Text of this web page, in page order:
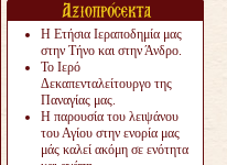
Η Ετήσια Ιεραποδημία μας
στην Τήνο και στην Άνδρο.
Το Ιερό
Δεκαπενταλείτουργο της
Παναγίας μας.
Η παρουσία του λειψάνου
του Αγίου στην ενορία μας
μάς καλεί ακόμη σε ενότητα